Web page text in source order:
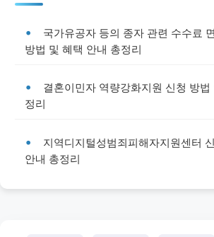
국가유공자 등의 종자 관련 수수료
방법 및 혜택 안내 총정리
결혼이민자 역량강화지원 신청 방법
정리
지역디지털성범죄피해자지원센터
안내 총정리